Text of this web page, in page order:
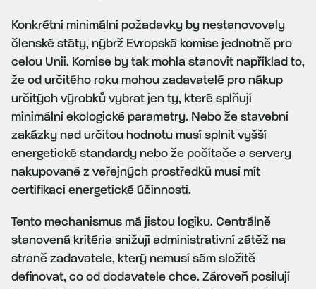
Konkrétní minimální požadavky by nestanovovaly
členské státy, nýbrž Evropská komise jednotně pro
celou Unii. Komise by tak mohla stanovit například to,
že od určitého roku mohou zadavatelé pro nákup
určitých výrobků vybrat jen ty, které splňují
minimální ekologické parametry. Nebo že stavební
zakázky nad určitou hodnotu musí splnit vyšší
energetické standardy nebo že počítače a servery
nakupované z veřejných prostředků musí mít
certifikaci energetické účinnosti.
Tento mechanismus má jistou logiku. Centrálně
stanovená kritéria snižují administrativní zátěž na
straně zadavatele, který nemusí sám složitě
definovat, co od dodavatele chce. Zároveň posilují